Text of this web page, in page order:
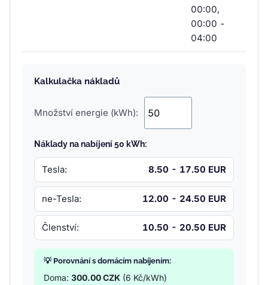
00:00,
00:00 -
04:00
Kalkulačka nákladů
Množství energie (kWh):
Náklady na nabíjení 50 kWh:
Tesla: 8.50 - 17.50 EUR
ne-Tesla: 12.00 - 24.50 EUR
Členství: 10.50 - 20.50 EUR
💡 Porovnání s domácím nabíjením:
Doma: 300.00 CZK (6 Kč/kWh)